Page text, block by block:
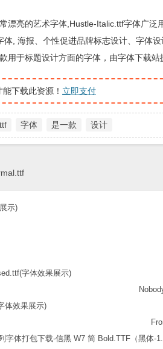
漂亮的艺术字体,Hustle-Italic.ttf字体广
, 海报、个性促进品牌标志设计、字体设
用于标题设计方面的字体，由字体下载
能下载此资源！ 立即支付
ttf 字体 是一款 设计